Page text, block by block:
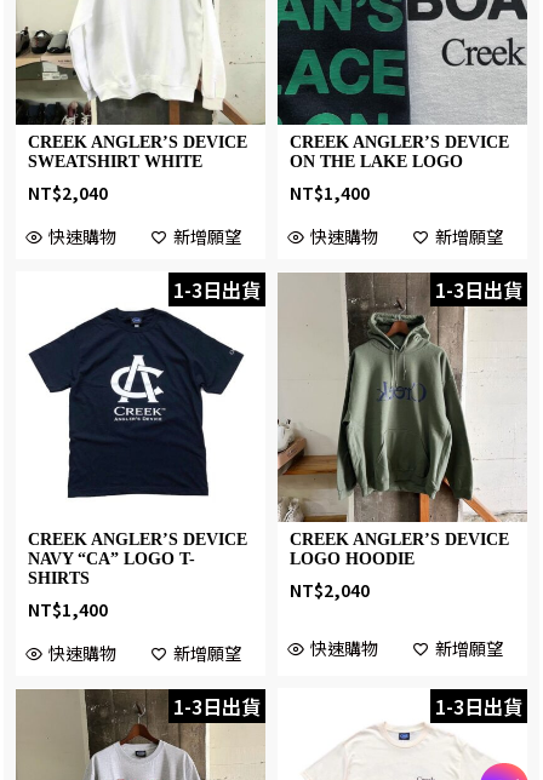
CREEK ANGLER’S DEVICE
SWEATSHIRT WHITE
NT$2,040
快速購物
新增願望
CREEK ANGLER’S DEVICE
ON THE LAKE LOGO
NT$1,400
快速購物
新增願望
1-3日出貨
CREEK ANGLER’S DEVICE
NAVY “CA” LOGO T-
SHIRTS
NT$1,400
快速購物
新增願望
1-3日出貨
CREEK ANGLER’S DEVICE
LOGO HOODIE
NT$2,040
快速購物 新增願望
1-3日出貨 1-3日出貨